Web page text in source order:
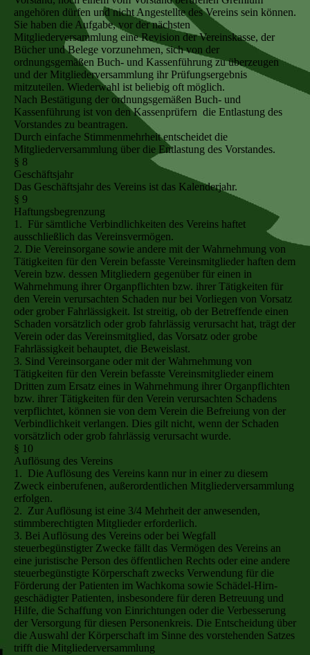
angehören dürfen und nicht Angestellte des Vereins sein können.
Sie haben die Aufgabe, vor der nächsten
Mitgliederversammlung eine Revision der Vereinskasse, der
Bücher und Belege vorzunehmen, sich von der
ordnungsgemäßen Buch- und Kassenführung zu überzeugen
und der Mitgliederversammlung ihr Prüfungsergebnis
mitzuteilen. Wiederwahl ist beliebig oft möglich.
Nach Bestätigung der ordnungsgemäßen Buch- und
Kassenführung ist von den Kassenprüfern die Entlastung des
Vorstandes zu beantragen.
Durch einfache Stimmenmehrheit entscheidet die
Mitgliederversammlung über die Entlastung des Vorstandes.
§ 8
Geschäftsjahr
Das Geschäftsjahr des Vereins ist das Kalenderjahr.
§ 9
Haftungsbegrenzung
1. Für sämtliche Verbindlichkeiten des Vereins haftet
ausschließlich das Vereinsvermögen.
2. Die Vereinsorgane sowie andere mit der Wahrnehmung von
Tätigkeiten für den Verein befasste Vereinsmitglieder haften dem
Verein bzw. dessen Mitgliedern gegenüber für einen in
Wahrnehmung ihrer Organpflichten bzw. ihrer Tätigkeiten für
den Verein verursachten Schaden nur bei Vorliegen von Vorsatz
oder grober Fahrlässigkeit. Ist streitig, ob der Betreffende einen
Schaden vorsätzlich oder grob fahrlässig verursacht hat, trägt der
Verein oder das Vereinsmitglied, das Vorsatz oder grobe
Fahrlässigkeit behauptet, die Beweislast.
3. Sind Vereinsorgane oder mit der Wahrnehmung von
Tätigkeiten für den Verein befasste Vereinsmitglieder einem
Dritten zum Ersatz eines in Wahrnehmung ihrer Organpflichten
bzw. ihrer Tätigkeiten für den Verein verursachten Schadens
verpflichtet, können sie von dem Verein die Befreiung von der
Verbindlichkeit verlangen. Dies gilt nicht, wenn der Schaden
vorsätzlich oder grob fahrlässig verursacht wurde.
§ 10
Auflösung des Vereins
1. Die Auflösung des Vereins kann nur in einer zu diesem
Zweck einberufenen, außerordentlichen Mitgliederversammlung
erfolgen.
2. Zur Auflösung ist eine 3/4 Mehrheit der anwesenden,
stimmberechtigten Mitglieder erforderlich.
3. Bei Auflösung des Vereins oder bei Wegfall
steuerbegünstigter Zwecke fällt das Vermögen des Vereins an
eine juristische Person des öffentlichen Rechts oder eine andere
steuerbegünstigte Körperschaft zwecks Verwendung für die
Förderung der Patienten im Wachkoma sowie Schädel-Hirn-
geschädigter Patienten, insbesondere für deren Betreuung und
Hilfe, die Schaffung von Einrichtungen oder die Verbesserung
der Versorgung für diesen Personenkreis. Die Entscheidung über
die Auswahl der Körperschaft im Sinne des vorstehenden Satzes
trifft die Mitgliederversammlung